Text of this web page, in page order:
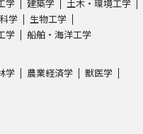
学 建築学
土木・環境工学
学
生物工学
学 船舶・海洋工学
学 農業経済学
獣医学